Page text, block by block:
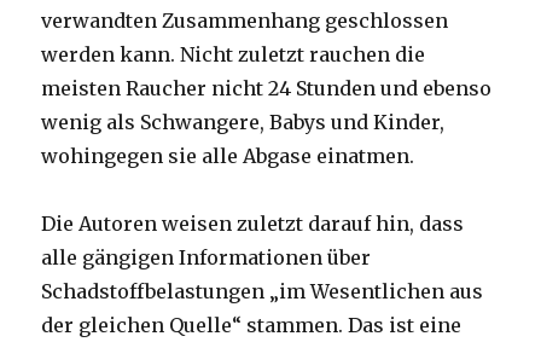
verwandten Zusammenhang geschlossen
werden kann. Nicht zuletzt rauchen die
meisten Raucher nicht 24 Stunden und ebenso
wenig als Schwangere, Babys und Kinder,
wohingegen sie alle Abgase einatmen.
Die Autoren weisen zuletzt darauf hin, dass
alle gängigen Informationen über
Schadstoffbelastungen „im Wesentlichen aus
der gleichen Quelle“ stammen. Das ist eine